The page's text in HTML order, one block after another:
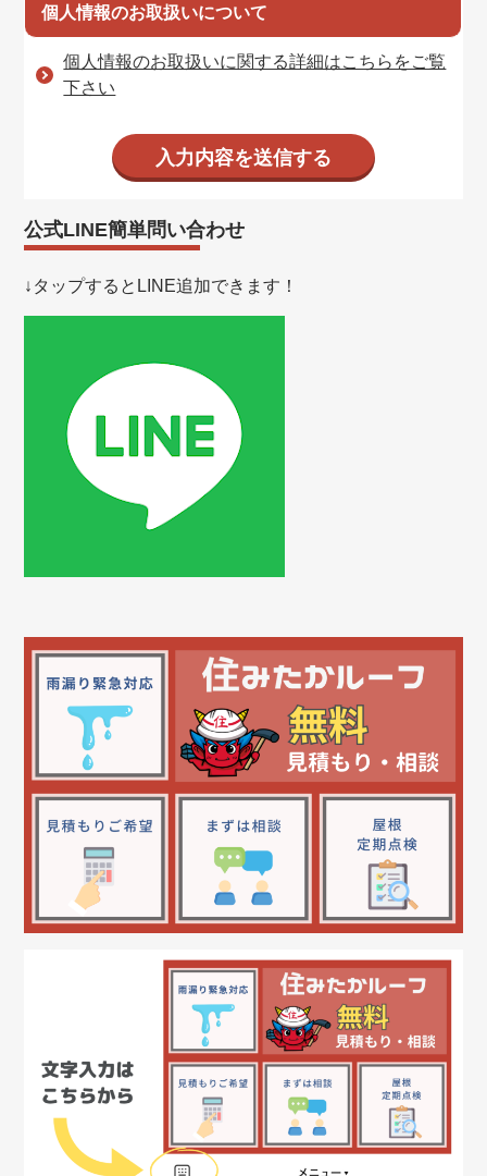
個人情報のお取扱いについて
個人情報のお取扱いに関する詳細はこちらをご覧
下さい
公式LINE簡単問い合わせ
↓タップするとLINE追加できます！